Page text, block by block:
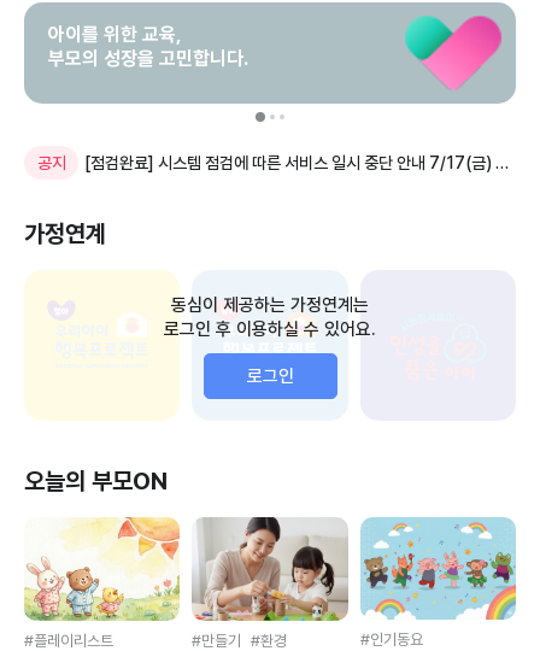
아이를 위한 교육,
부모의 성장을 고민합니다.
공지 [점검완료] 시스템 점검에 따른 서비스 일시 중단 안내 7/17(금) 00시
가정연계
동심이 제공하는 가정연계는
로그인 후 이용하실 수 있어요.
로그인
오늘의 부모ON
플레이리스트 만들기 환경 인기동요